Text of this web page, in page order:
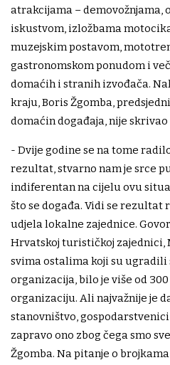
atrakcijama – demovožnjama,
iskustvom, izložbama
muzejskim postavom,
gastronomskom ponudom i
domaćih i stranih izvođača.
kraju, Boris Žgomba,
domaćin događaja, nije
- Dvije godine se na tome
rezultat, stvarno nam je srce
indiferentan na cijelu ovu
što se događa. Vidi se rezultat
udjela lokalne zajednice.
Hrvatskoj turističkoj
svima ostalima koji su ugradili
organizacija, bilo je više od
organizaciju. Ali najvažnije je
stanovništvo,
zapravo ono zbog čega smo
Žgomba. Na pitanje o